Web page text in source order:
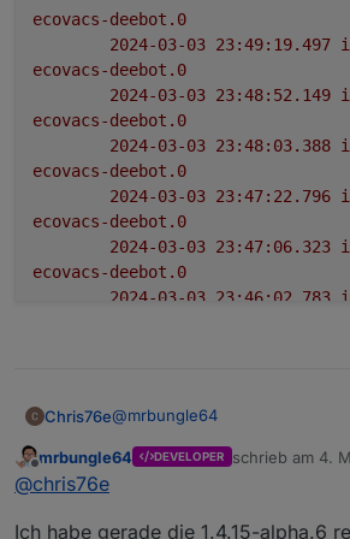
ecovacs-deebot.0
ecovacs-deebot.0
ecovacs-deebot.0
ecovacs-deebot.0
ecovacs-deebot.0
ecovacs-deebot.0
ecovacs-deebot.0
2024-03-03 23:44:36.264
ecovacs-deebot.0
Chris76e@mrbungle64
Funktioniert vom Adapter aus,
änderungen da.Wenn man die
Funktioniert doch in beiden
Offline
mrbungle64 DEVELOPER schrieb am 4.
zuletzt editiert
@chris76e
Ich habe gerade die 1.4.15-alpha.6